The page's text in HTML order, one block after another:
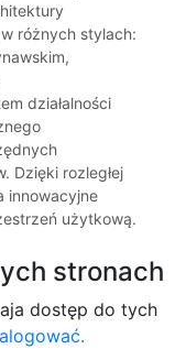
różnych stylach:
działalności
Dzięki rozległej
innowacyjne
użytkową.
stronach
dostęp do tych